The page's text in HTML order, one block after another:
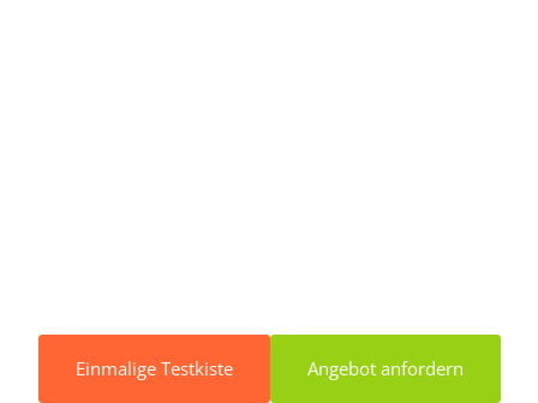
Einmalige Testkiste Angebot anfordern